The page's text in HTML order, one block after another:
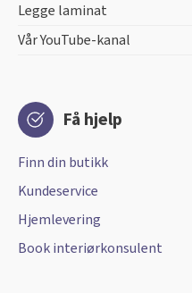
Legge laminat
Vår YouTube-kanal
Få hjelp
Finn din butikk
Kundeservice
Hjemlevering
Book interiørkonsulent